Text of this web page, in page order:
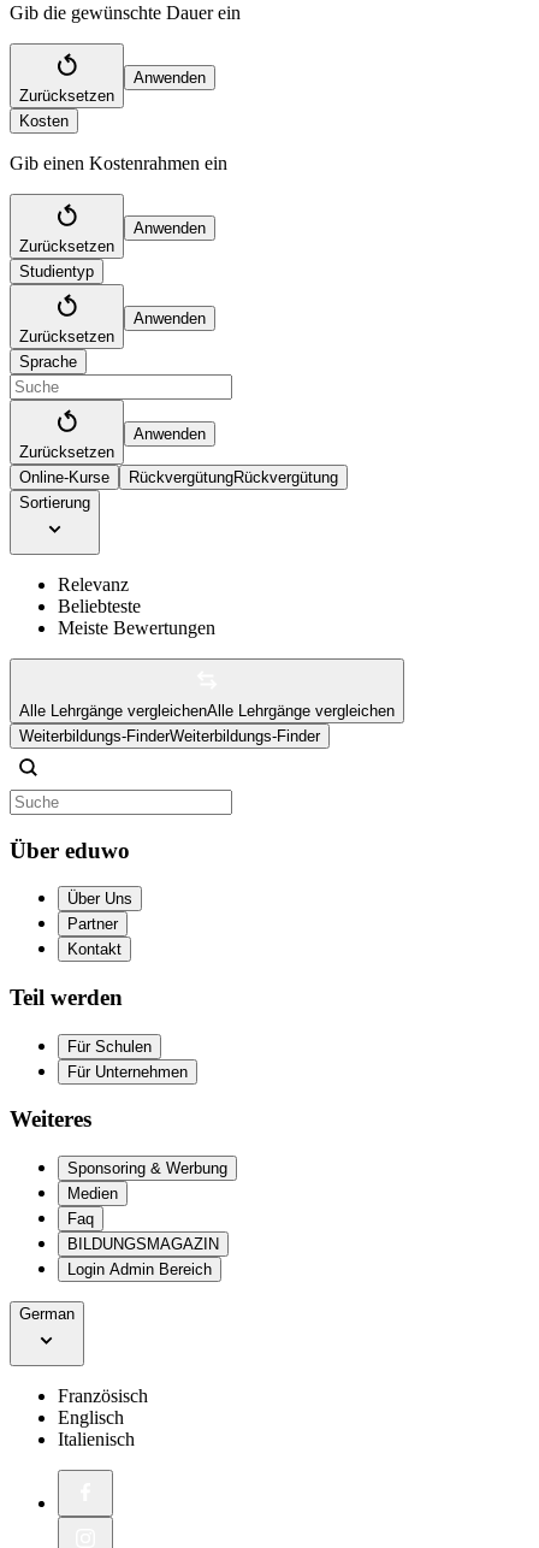
Gib die gewünschte Dauer ein
Zurücksetzen
Anwenden
Kosten
Gib einen Kostenrahmen ein
Zurücksetzen
Anwenden
Studientyp
Zurücksetzen
Anwenden
Sprache
Zurücksetzen
Anwenden
Online-Kurse RückvergütungRückvergütung
Sortierung
Relevanz
Beliebteste
Meiste Bewertungen
Alle Lehrgänge vergleichenAlle Lehrgänge vergleichen
Weiterbildungs-FinderWeiterbildungs-Finder
Über eduwo
Über Uns
Partner
Kontakt
Teil werden
Für Schulen
Für Unternehmen
Weiteres
Sponsoring & Werbung
Medien
Faq
BILDUNGSMAGAZIN
Login Admin Bereich
German
Französisch
Englisch
Italienisch